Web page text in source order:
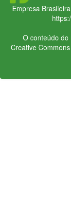
Empresa
O conteúdo do
Creative Commons